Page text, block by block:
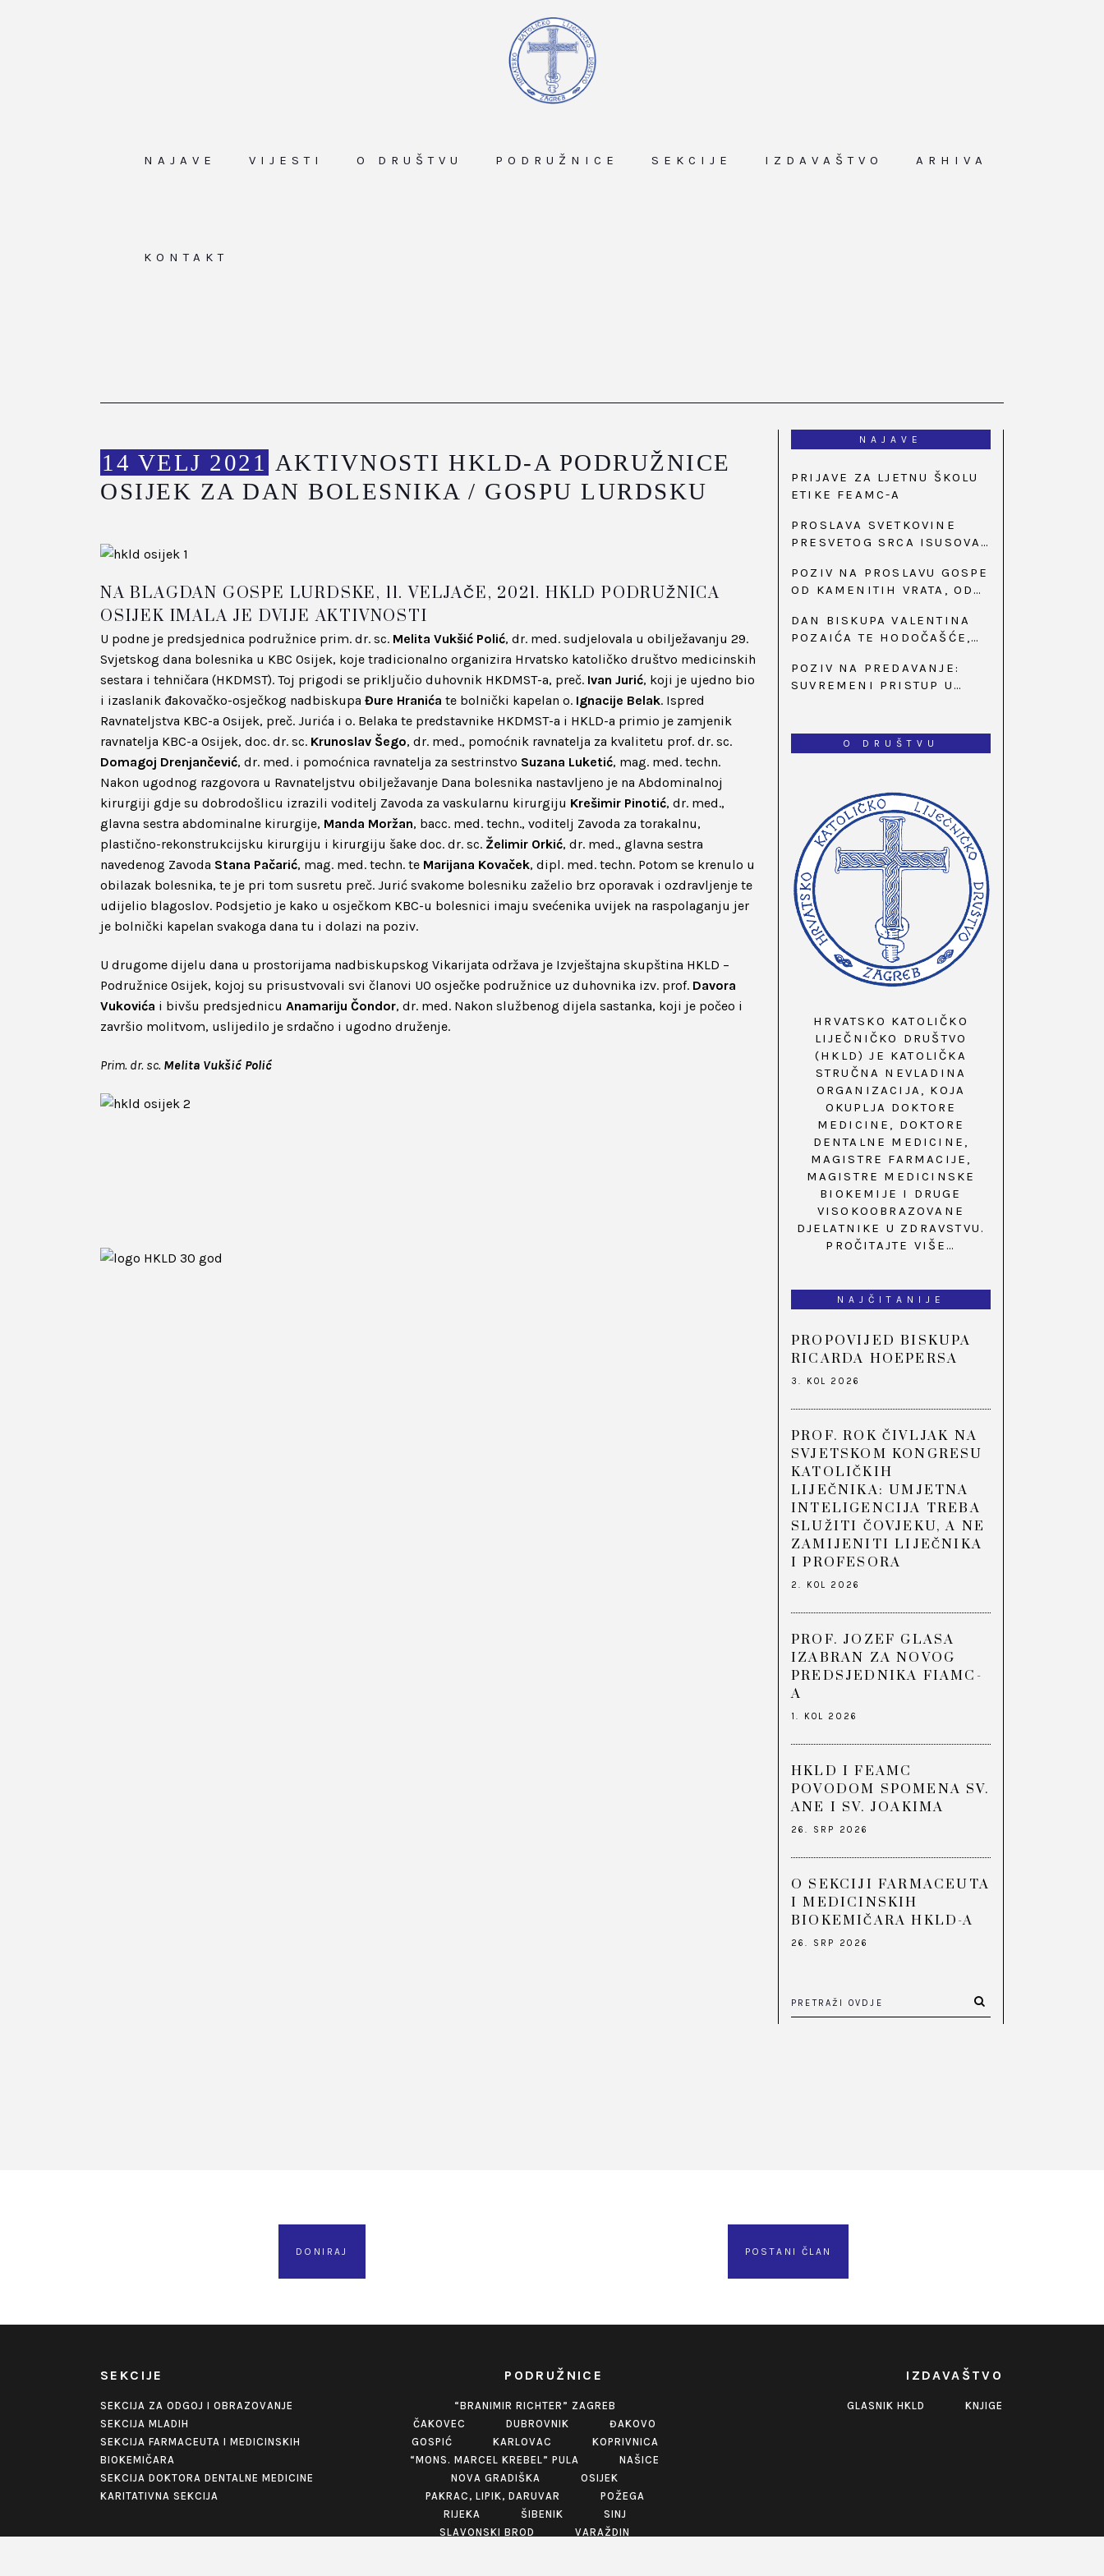
NAJAVE VIJESTI O DRUŠTVU PODRUŽNICE SEKCIJE IZDAVAŠTVO ARHIVA
KONTAKT
14 VELJ 2021
AKTIVNOSTI HKLD-A PODRUŽNICE
OSIJEK ZA DAN BOLESNIKA / GOSPU LURDSKU
NA BLAGDAN GOSPE LURDSKE, 11. VELJAČE, 2021. HKLD PODRUŽNICA
OSIJEK IMALA JE DVIJE AKTIVNOSTI
U podne je predsjednica podružnice prim. dr. sc. Melita Vukšić Polić, dr. med. sudjelovala u obilježavanju 29.
Svjetskog dana bolesnika u KBC Osijek, koje tradicionalno organizira Hrvatsko katoličko društvo medicinskih
sestara i tehničara (HKDMST). Toj prigodi se priključio duhovnik HKDMST-a, preč. Ivan Jurić, koji je ujedno bio
i izaslanik đakovačko-osječkog nadbiskupa Đure Hranića te bolnički kapelan o. Ignacije Belak. Ispred
Ravnateljstva KBC-a Osijek, preč. Jurića i o. Belaka te predstavnike HKDMST-a i HKLD-a primio je zamjenik
ravnatelja KBC-a Osijek, doc. dr. sc. Krunoslav Šego, dr. med., pomoćnik ravnatelja za kvalitetu prof. dr. sc.
Domagoj Drenjančević, dr. med. i pomoćnica ravnatelja za sestrinstvo Suzana Luketić, mag. med. techn.
Nakon ugodnog razgovora u Ravnateljstvu obilježavanje Dana bolesnika nastavljeno je na Abdominalnoj
kirurgiji gdje su dobrodošlicu izrazili voditelj Zavoda za vaskularnu kirurgiju Krešimir Pinotić, dr. med.,
glavna sestra abdominalne kirurgije, Manda Moržan, bacc. med. techn., voditelj Zavoda za torakalnu,
plastično-rekonstrukcijsku kirurgiju i kirurgiju šake doc. dr. sc. Želimir Orkić, dr. med., glavna sestra
navedenog Zavoda Stana Pačarić, mag. med. techn. te Marijana Kovaček, dipl. med. techn. Potom se krenulo u
obilazak bolesnika, te je pri tom susretu preč. Jurić svakome bolesniku zaželio brz oporavak i ozdravljenje te
udijelio blagoslov. Podsjetio je kako u osječkom KBC-u bolesnici imaju svećenika uvijek na raspolaganju jer
je bolnički kapelan svakoga dana tu i dolazi na poziv.
U drugome dijelu dana u prostorijama nadbiskupskog Vikarijata održava je Izvještajna skupština HKLD –
Podružnice Osijek, kojoj su prisustvovali svi članovi UO osječke podružnice uz duhovnika izv. prof. Davora
Vukovića i bivšu predsjednicu Anamariju Čondor, dr. med. Nakon službenog dijela sastanka, koji je počeo i
završio molitvom, uslijedilo je srdačno i ugodno druženje.
Prim. dr. sc. Melita Vukšić Polić
NAJAVE
PRIJAVE ZA LJETNU ŠKOLU
ETIKE FEAMC-A
PROSLAVA SVETKOVINE
PRESVETOG SRCA ISUSOVA
PALMOTIĆEVOJ
POZIV NA PROSLAVU GOSPE
OD KAMENITIH VRATA, OD
DAN BISKUPA VALENTINA
POZAIĆA TE HODOČAŠĆE,
OBLJETNICA OSNIVANJA
HKLD-A, U MARIJI BISTRICI,
POZIV NA PREDAVANJE:
SUVREMENI PRISTUP U
O DRUŠTVU
HRVATSKO KATOLIČKO
LIJEČNIČKO DRUŠTVO
(HKLD) JE KATOLIČKA
STRUČNA NEVLADINA
ORGANIZACIJA, KOJA
OKUPLJA DOKTORE
MEDICINE, DOKTORE
DENTALNE MEDICINE,
MAGISTRE FARMACIJE,
MAGISTRE MEDICINSKE
BIOKEMIJE I DRUGE
VISOKOOBRAZOVANE
DJELATNIKE U ZDRAVSTVU.
PROČITAJTE VIŠE…
NAJČITANIJE
PROPOVIJED BISKUPA
RICARDA HOEPERSA
3. KOL 2026
PROF. ROK ČIVLJAK NA
SVJETSKOM KONGRESU
KATOLIČKIH
LIJEČNIKA: UMJETNA
INTELIGENCIJA TREBA
SLUŽITI ČOVJEKU, A NE
ZAMIJENITI LIJEČNIKA
I PROFESORA
2. KOL 2026
PROF. JOZEF GLASA
IZABRAN ZA NOVOG
PREDSJEDNIKA FIAMC-
A
1. KOL 2026
HKLD I FEAMC
POVODOM SPOMENA SV.
ANE I SV. JOAKIMA
26. SRP 2026
O SEKCIJI FARMACEUTA
I MEDICINSKIH
BIOKEMIČARA HKLD-A
26. SRP 2026
DONIRAJ POSTANI ČLAN
SEKCIJE
SEKCIJA ZA ODGOJ I OBRAZOVANJE
SEKCIJA MLADIH
SEKCIJA FARMACEUTA I MEDICINSKIH
BIOKEMIČARA
SEKCIJA DOKTORA DENTALNE MEDICINE
KARITATIVNA SEKCIJA
PODRUŽNICE
“BRANIMIR RICHTER” ZAGREB
ČAKOVEC
DUBROVNIK
ĐAKOVO
GOSPIĆ
KARLOVAC
KOPRIVNICA
“MONS. MARCEL KREBEL” PULA
NAŠICE
NOVA GRADIŠKA
OSIJEK
PAKRAC, LIPIK, DARUVAR
POŽEGA
RIJEKA
ŠIBENIK
SINJ
SLAVONSKI BROD
VARAŽDIN
IZDAVAŠTVO
GLASNIK HKLD KNJIGE